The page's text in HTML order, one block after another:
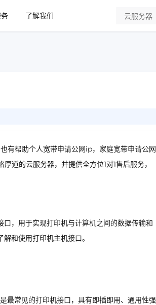
了解我们
有帮助个人宽带申请公网ip，家庭宽带申请公网
道的云服务器，并提供全方位1对1售后服务，
，用于实现打印机与计算机之间的数据传输和
和使用打印机主机接口。
最常见的打印机接口，具有即插即用、通用性强